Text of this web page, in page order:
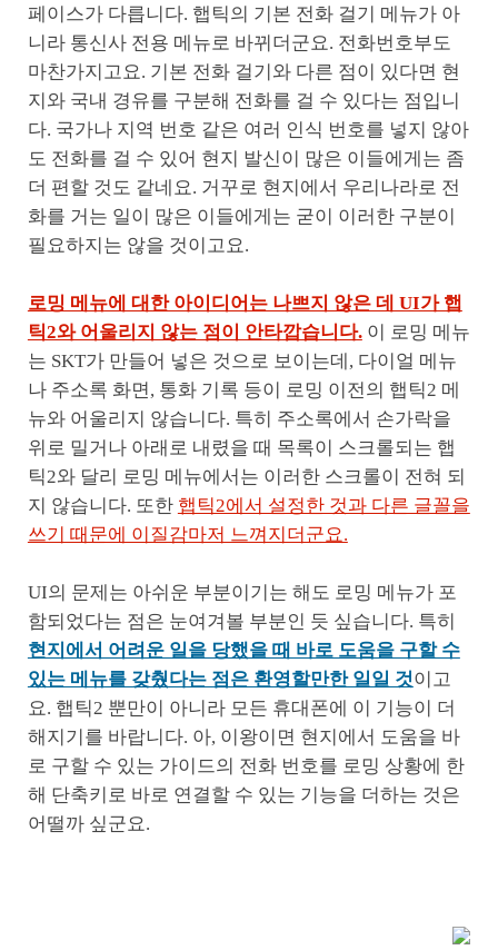
페이스가 다릅니다. 햅틱의 기본 전화 걸기 메뉴가 아
니라 통신사 전용 메뉴로 바뀌더군요. 전화번호부도
마찬가지고요. 기본 전화 걸기와 다른 점이 있다면 현
지와 국내 경유를 구분해 전화를 걸 수 있다는 점입니
다. 국가나 지역 번호 같은 여러 인식 번호를 넣지 않아
도 전화를 걸 수 있어 현지 발신이 많은 이들에게는 좀
더 편할 것도 같네요. 거꾸로 현지에서 우리나라로 전
화를 거는 일이 많은 이들에게는 굳이 이러한 구분이
필요하지는 않을 것이고요.
로밍 메뉴에 대한 아이디어는 나쁘지 않은 데 UI가 햅
틱2와 어울리지 않는 점이 안타깝습니다.이 로밍 메뉴
는 SKT가 만들어 넣은 것으로 보이는데, 다이얼 메뉴
나 주소록 화면, 통화 기록 등이 로밍 이전의 햅틱2 메
뉴와 어울리지 않습니다. 특히 주소록에서 손가락을
위로 밀거나 아래로 내렸을 때 목록이 스크롤되는 햅
틱2와 달리 로밍 메뉴에서는 이러한 스크롤이 전혀 되
지 않습니다. 또한 햅틱2에서 설정한 것과 다른 글꼴을
쓰기 때문에 이질감마저 느껴지더군요.
UI의 문제는 아쉬운 부분이기는 해도 로밍 메뉴가 포
함되었다는 점은 눈여겨볼 부분인 듯 싶습니다. 특히
현지에서 어려운 일을 당했을 때 바로 도움을 구할 수
있는 메뉴를 갖췄다는 점은 환영할만한 일일 것이고
요. 햅틱2 뿐만이 아니라 모든 휴대폰에 이 기능이 더
해지기를 바랍니다. 아, 이왕이면 현지에서 도움을 바
로 구할 수 있는 가이드의 전화 번호를 로밍 상황에 한
해 단축키로 바로 연결할 수 있는 기능을 더하는 것은
어떨까 싶군요.